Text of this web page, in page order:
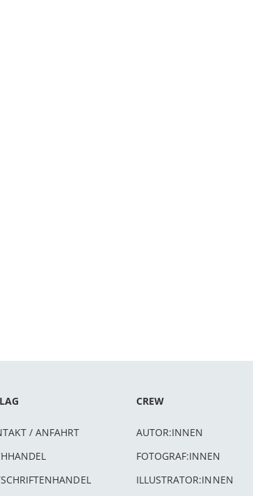
/ ANFAHRT
CREW
AUTOR:INNEN
FOTOGRAF:INNEN
ILLUSTRATOR:INNEN